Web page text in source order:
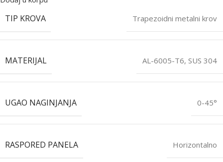
TIP KROVA Trapezoidni metalni krov
MATERIJAL AL-6005-T6, SUS 304
UGAO NAGINJANJA 0-45°
RASPORED PANELA Horizontalno